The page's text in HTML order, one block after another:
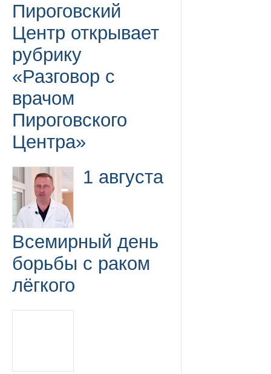
Пироговский
Центр открывает
рубрику
«Разговор с
врачом
Пироговского
Центра»
1 августа
Всемирный день
борьбы с раком
лёгкого